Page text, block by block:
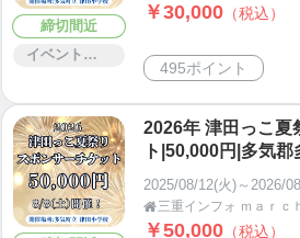
締切間近
イベント・セミナー・交流会
￥30,000 （税込）
495ポイント
2026年 津田っこ夏
ト|50,000円|多気
2025/08/12(火)～2026/

￥50,000 （税込）